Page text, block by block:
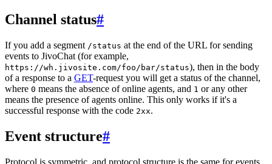
Channel status#
If you add a segment /status at the end of the URL for sending
events to JivoChat (for example,
https://wh.jivosite.com/foo/bar/status), then in the body
of a response to a GET-request you will get a status of the channel,
where 0 means the absence of online agents, and 1 or any other
means the presence of agents online. This only works if it's a
successful response with the code 2xx.
Event structure#
Protocol is symmetric, and protocol structure is the same for events